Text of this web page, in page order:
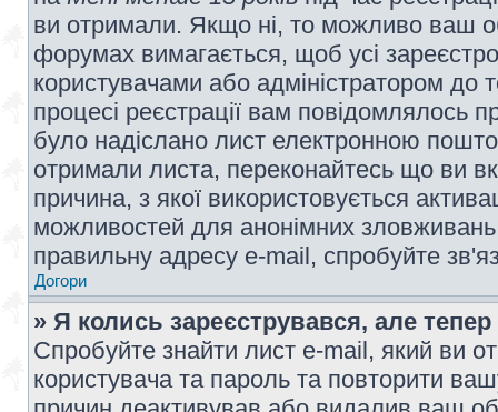
ви отримали. Якщо ні, то можливо ваш
форумах вимагається, щоб усі
користувачами або адміністратором до
процесі реєстрації вам повідомлялось
було надіслано лист електронною
отримали листа, переконайтесь що ви
причина, з якої використовується
можливостей для анонімних
правильну адресу e-mail, спробуйте
Догори
» Я колись зареєструвався, але
Спробуйте знайти лист e-mail, який ви
користувача та пароль та повторити